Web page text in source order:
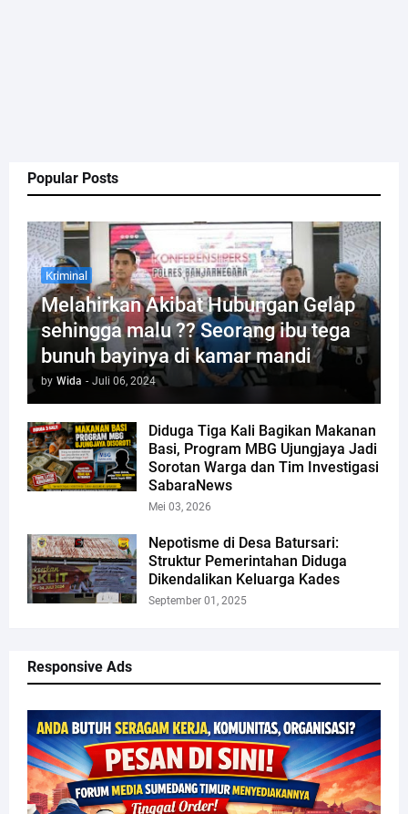
Popular Posts
Kriminal
Melahirkan Akibat Hubungan Gelap
sehingga malu ?? Seorang ibu tega
bunuh bayinya di kamar mandi
by Wida - Juli 06, 2024
Diduga Tiga Kali Bagikan Makanan
Basi, Program MBG Ujungjaya Jadi
Sorotan Warga dan Tim Investigasi
SabaraNews
Mei 03, 2026
Nepotisme di Desa Batursari:
Struktur Pemerintahan Diduga
Dikendalikan Keluarga Kades
September 01, 2025
Responsive Ads